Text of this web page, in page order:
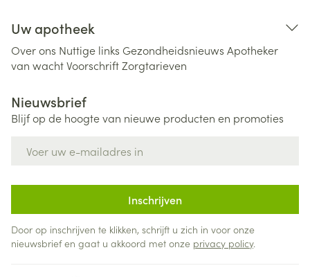
Uw apotheek
Over ons Nuttige links Gezondheidsnieuws Apotheker
van wachtVoorschriftZorgtarieven
Nieuwsbrief
Blijf op de hoogte van nieuwe producten en promoties
Inschrijven
Door op inschrijven te klikken, schrijft u zich in voor onze
nieuwsbrief en gaat u akkoord met onze privacy policy.